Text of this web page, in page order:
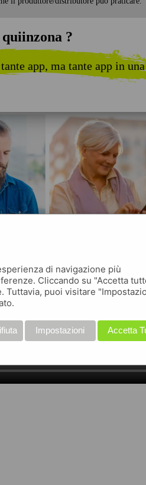
quiinzona ?
app, ma tante app in
di navigazione più
Cliccando su "Accetta
Tuttavia, puoi visitare
Accetta
Impostazioni